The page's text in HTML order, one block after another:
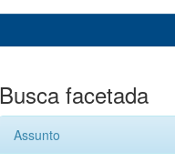
Busca facetada
Assunto